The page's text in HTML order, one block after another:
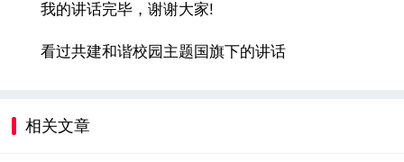
我的讲话完毕，谢谢大家!
看过共建和谐校园主题国旗下的讲话
相关文章